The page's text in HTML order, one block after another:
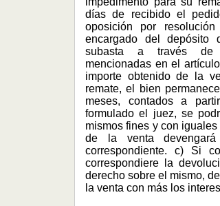
días de recibido el
oposición por
encargado del depósito
subasta a través de
mencionadas en el
importe obtenido de la
remate, el bien
meses, contados a
formulado el juez, se
mismos fines y con
de la venta
correspondiente. c) Si
correspondiere la
derecho sobre el mismo,
la venta con más los